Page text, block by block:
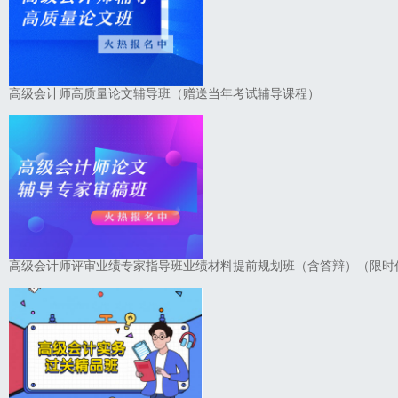
高级会计师高质量论文辅导班（赠送当年考试辅导课程）
高级会计师评审业绩专家指导班业绩材料提前规划班（含答辩）（限时